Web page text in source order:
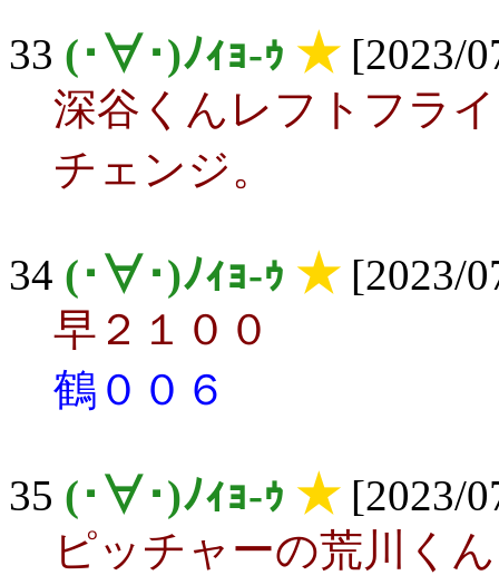
33 (･∀･)ﾉｨｮ-ｩ ★[2023/
深谷くんレフトフラ
チェンジ。
34 (･∀･)ﾉｨｮ-ｩ ★[2023/
早２１００
鶴００６
35 (･∀･)ﾉｨｮ-ｩ ★[2023/
ピッチャーの荒川く